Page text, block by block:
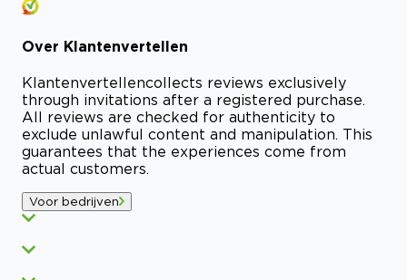
Over Klantenvertellen
Klantenvertellencollects reviews exclusively
through invitations after a registered purchase.
All reviews are checked for authenticity to
exclude unlawful content and manipulation. This
guarantees that the experiences come from
actual customers.
Voor bedrijven